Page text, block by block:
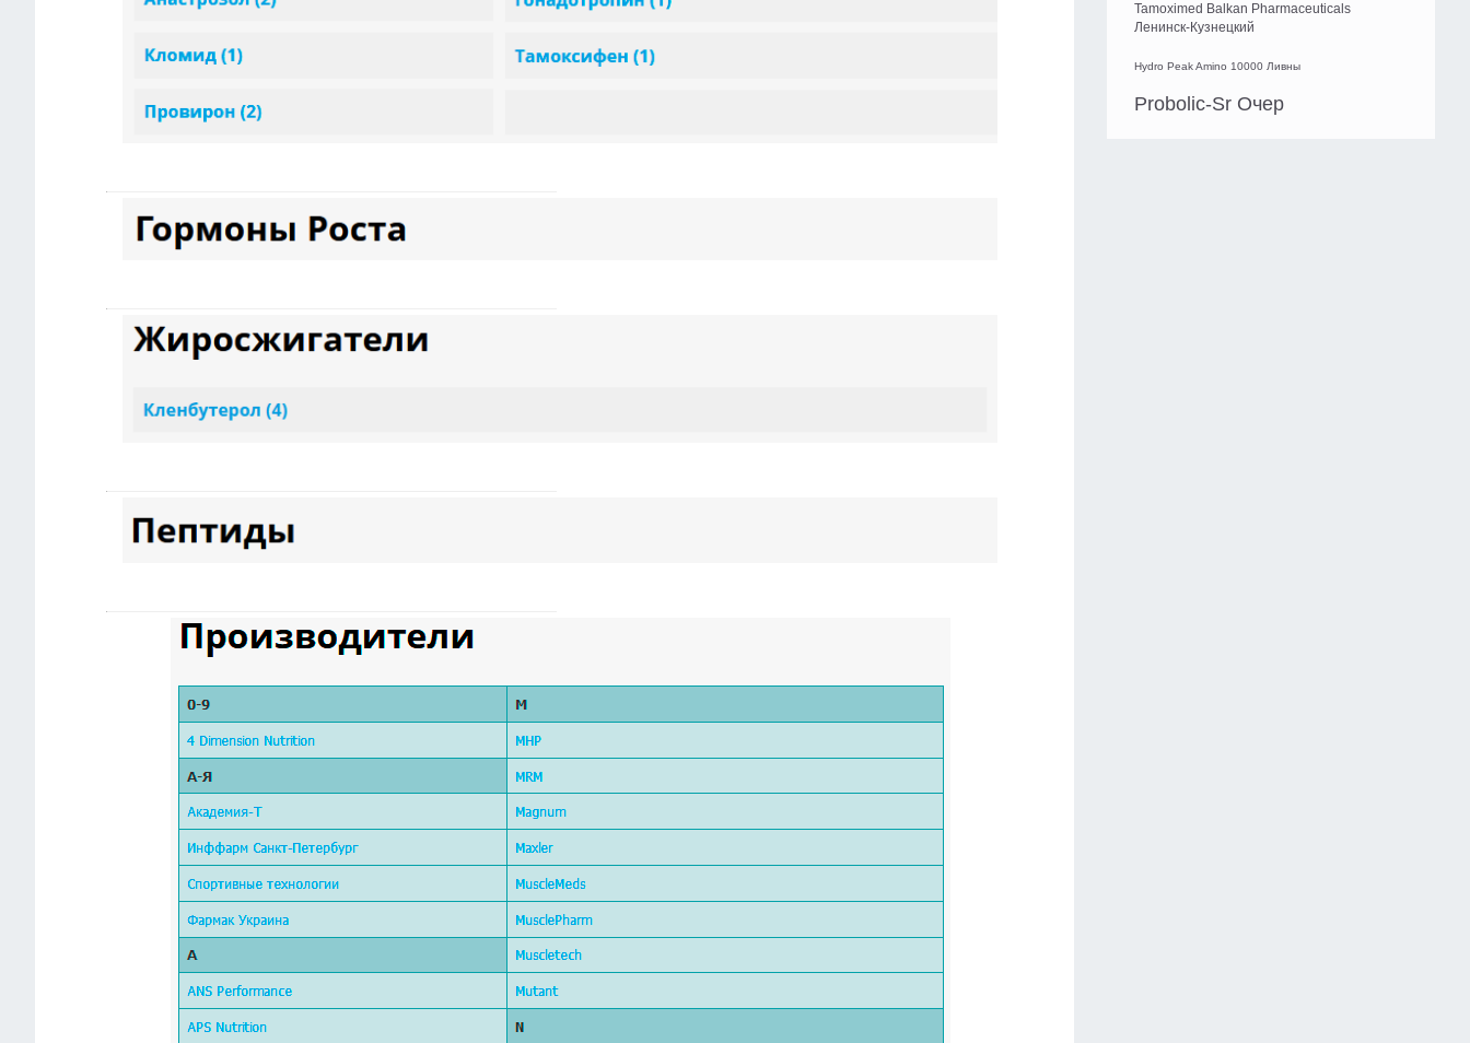
Tamoximed Balkan Pharmaceuticals
Ленинск-Кузнецкий
Hydro Peak Amino 10000 Ливны
Probolic-Sr Очер